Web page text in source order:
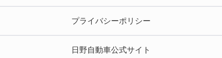
プライバシーポリシー
日野自動車公式サイト